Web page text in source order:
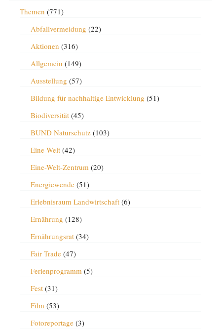
Themen (771)
Abfallvermeidung (22)
Aktionen (316)
Allgemein (149)
Ausstellung (57)
Bildung für nachhaltige Entwicklung (51)
Biodiversität(45)
BUND Naturschutz(103)
Eine Welt(42)
Eine-Welt-Zentrum(20)
Energiewende(51)
Erlebnisraum Landwirtschaft(6)
Ernährung (128)
Ernährungsrat(34)
Fair Trade(47)
Ferienprogramm(5)
Fest(31)
Film(53)
Fotoreportage(3)